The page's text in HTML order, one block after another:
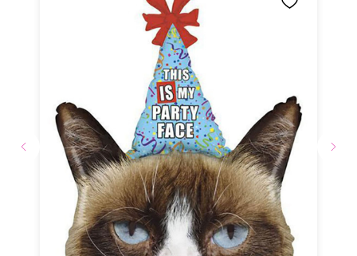
Транспортировочный
Доставка
по г. Видное, г. Домодедово и
г.Москва.
Доставка до места
мероприятия
Мы дополняем каждую
композицию маленькими
элементами в подарок
Бантики и атласные